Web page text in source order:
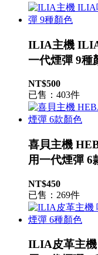
ILIA主機
一代煙彈 9種
NT$500
已售：403件
喜貝主機
用一代煙彈 6
NT$450
已售：269件
ILIA皮革主機